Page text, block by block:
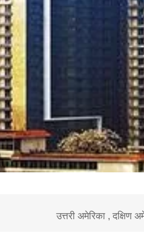
उत्तरी अमेरिका , दक्षिण